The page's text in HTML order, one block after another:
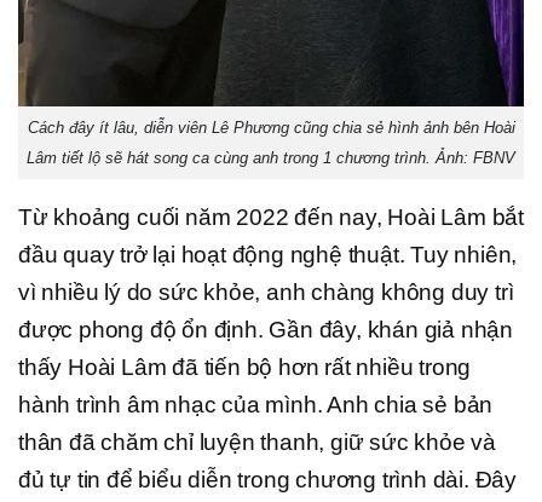
Cách đây ít lâu, diễn viên Lê Phương cũng chia sẻ hình ảnh bên Hoài
Lâm tiết lộ sẽ hát song ca cùng anh trong 1 chương trình. Ảnh: FBNV
Từ khoảng cuối năm 2022 đến nay, Hoài Lâm bắt
đầu quay trở lại hoạt động nghệ thuật. Tuy nhiên,
vì nhiều lý do sức khỏe, anh chàng không duy trì
được phong độ ổn định. Gần đây, khán giả nhận
thấy Hoài Lâm đã tiến bộ hơn rất nhiều trong
hành trình âm nhạc của mình. Anh chia sẻ bản
thân đã chăm chỉ luyện thanh, giữ sức khỏe và
đủ tự tin để biểu diễn trong chương trình dài. Đây